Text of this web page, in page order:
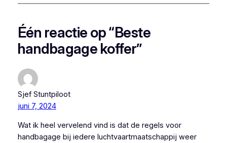
Één reactie op “Beste
handbagage koffer”
Sjef Stuntpiloot
juni 7, 2024
Wat ik heel vervelend vind is dat de regels voor
handbagage bij iedere luchtvaartmaatschappij weer